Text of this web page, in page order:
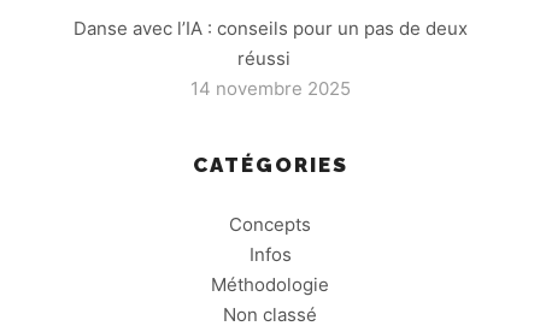
Danse avec l’IA : conseils pour un pas de deux
réussi
14 novembre 2025
CATÉGORIES
Concepts
Infos
Méthodologie
Non classé